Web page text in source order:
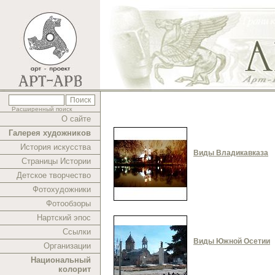
Расширенный поиск
О сайте
Галерея художников
История искусства
Страницы Истории
Детское творчество
Фотохудожники
Фотообзоры
Нартский эпос
Ссылки
Организации
Национальный
колорит
Виды Владикавказа
Виды Южной Осетии